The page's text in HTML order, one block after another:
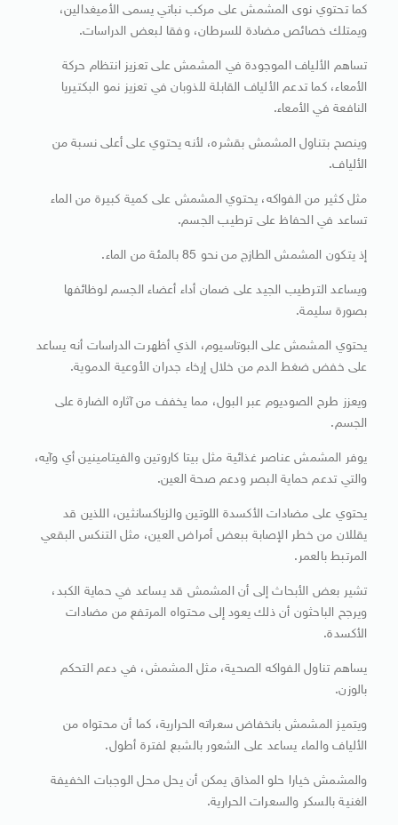
كما تحتوي نوى المشمش على مركب نباتي يسمى الأميغدالين،
ويمتلك خصائص مضادة للسرطان، وفقا لبعض الدراسات.
تساهم الألياف الموجودة في المشمش على تعزيز انتظام حركة
الأمعاء، كما تدعم الألياف القابلة للذوبان في تعزيز نمو البكتيريا
النافعة في الأمعاء.
وينصح بتناول المشمش بقشره، لأنه يحتوي على أعلى نسبة من
الألياف.
مثل كثير من الفواكه، يحتوي المشمش على كمية كبيرة من الماء
تساعد في الحفاظ على ترطيب الجسم.
إذ يتكون المشمش الطازج من نحو 85 بالمئة من الماء.
ويساعد الترطيب الجيد على ضمان أداء أعضاء الجسم لوظائفها
بصورة سليمة.
يحتوي المشمش على البوتاسيوم، الذي أظهرت الدراسات أنه يساعد
على خفض ضغط الدم من خلال إرخاء جدران الأوعية الدموية.
ويعزز طرح الصوديوم عبر البول، مما يخفف من آثاره الضارة على
الجسم.
يوفر المشمش عناصر غذائية مثل بيتا كاروتين والفيتامينين أي وآيه،
والتي تدعم حماية البصر ودعم صحة العين.
يحتوي على مضادات الأكسدة اللوتين والزياكسانثين، اللذين قد
يقللان من خطر الإصابة ببعض أمراض العين، مثل التنكس البقعي
المرتبط بالعمر.
تشير بعض الأبحاث إلى أن المشمش قد يساعد في حماية الكبد،
ويرجح الباحثون أن ذلك يعود إلى محتواه المرتفع من مضادات
الأكسدة.
يساهم تناول الفواكه الصحية، مثل المشمش، في دعم التحكم
بالوزن.
ويتميز المشمش بانخفاض سعراته الحرارية، كما أن محتواه من
الألياف والماء يساعد على الشعور بالشبع لفترة أطول.
والمشمش خيارا حلو المذاق يمكن أن يحل محل الوجبات الخفيفة
الغنية بالسكر والسعرات الحرارية.